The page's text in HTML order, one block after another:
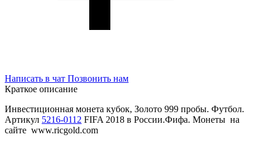
Написать в чат Позвонить нам
Краткое описание
Инвестиционная монета кубок, Золото 999 пробы. Футбол.
Артикул 5216-0112 FIFA 2018 в России.Фифа. Монеты на
сайте www.ricgold.com